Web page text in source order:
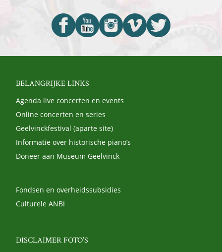
BELANGRIJKE LINKS
Agenda live concerten en events
Online concerten en series
Geelvinckfestival (aparte site)
Informatie over historische piano’s
Doneer aan Museum Geelvinck
Fondsen en overheidssubsidies
Culturele ANBI
DISCLAIMER FOTO’S